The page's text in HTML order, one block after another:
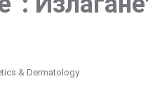
& Dermatology